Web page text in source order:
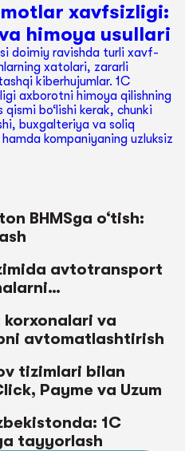
xavfsizligi:
himoya usullari
doimiy ravishda turli xavf-
xatolari, zararli
kiberhujumlar. 1C
axborotni himoya qilishning
bo‘lishi kerak, chunki
buxgalteriya va soliq
kompaniyaning uzluksiz
BHMSga o‘tish:
avtotransport
va
avtomatlashtirish
tizimlari bilan
Payme va Uzum
1C
tayyorlash